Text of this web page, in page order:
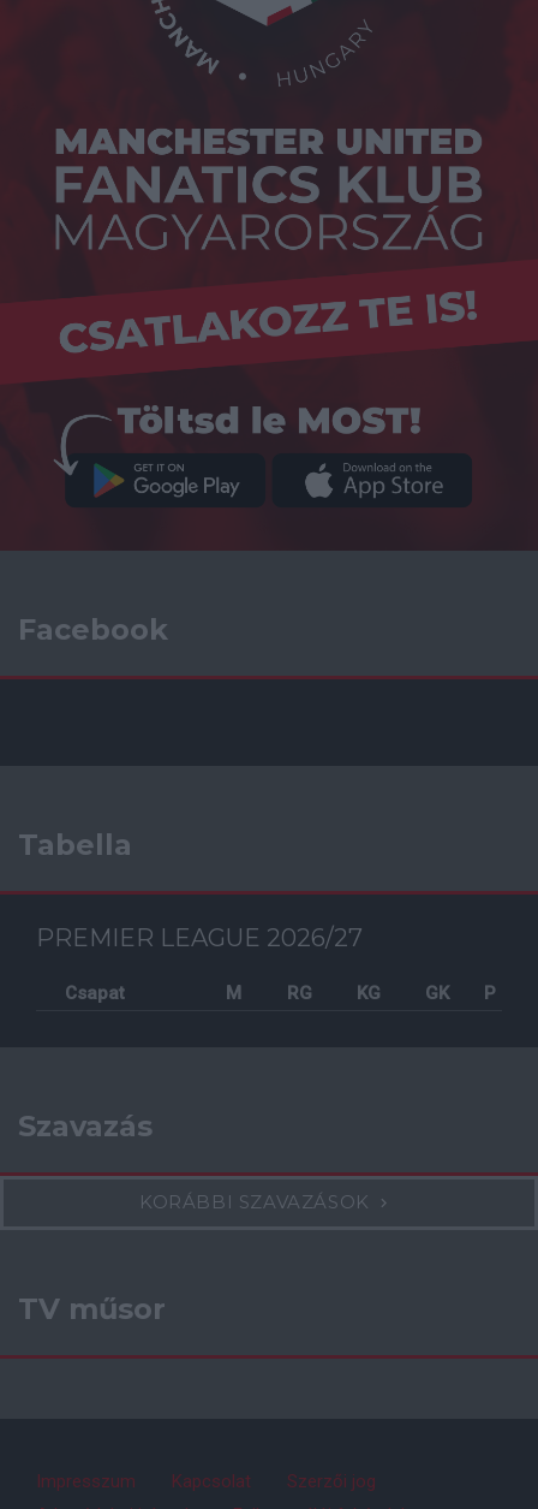
Facebook
Tabella
PREMIER LEAGUE 2026/27
Csapat M RG KG GK P
Szavazás
KORÁBBI SZAVAZÁSOK
TV műsor
Impresszum Kapcsolat
Szerzői jog